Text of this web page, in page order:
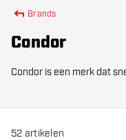
Brands
Condor
Condor is een merk dat
52 artikelen